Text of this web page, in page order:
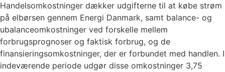
Handelsomkostninger dækker udgifterne til at købe strøm
på elbørsen gennem Energi Danmark, samt balance- og
ubalanceomkostninger ved forskelle mellem
forbrugsprognoser og faktisk forbrug, og de
finansieringsomkostninger, der er forbundet med handlen. I
indeværende periode udgør disse omkostninger 3,75